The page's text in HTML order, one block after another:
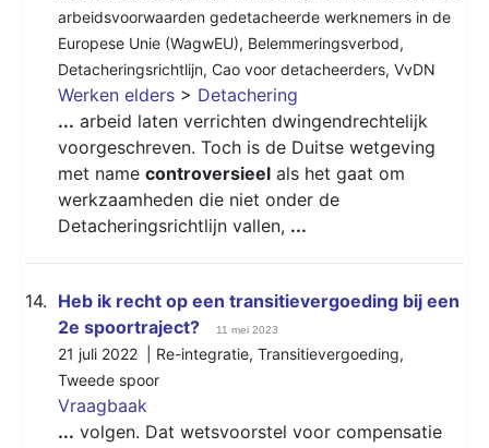
arbeidsvoorwaarden gedetacheerde werknemers in de
Europese Unie (WagwEU), Belemmeringsverbod,
Detacheringsrichtlijn, Cao voor detacheerders, VvDN
Werken elders > Detachering
... arbeid laten verrichten dwingendrechtelijk
voorgeschreven. Toch is de Duitse wetgeving
met name controversieel als het gaat om
werkzaamheden die niet onder de
Detacheringsrichtlijn vallen, ...
14. Heb ik recht op een transitievergoeding bij een
2e spoortraject?
11 mei 2023
21 juli 2022 | Re-integratie, Transitievergoeding,
Tweede spoor
Vraagbaak
... volgen. Dat wetsvoorstel voor compensatie